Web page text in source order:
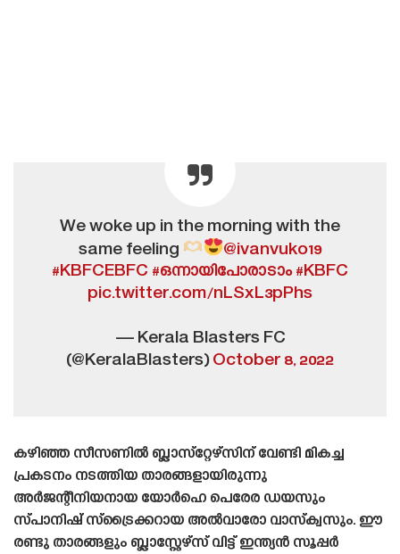
We woke up in the morning with the
same feeling
@ivanvuko19
#KBFCEBFC #ഒന്നായിപോരാടാം #KBFC
pic.twitter.com/nLSxL3pPhs
— Kerala Blasters FC
(@KeralaBlasters)October 8, 2022
കഴിഞ്ഞ സീസണിൽ ബ്ലാസ്‌റ്റേഴ്‌സിന് വേണ്ടി മികച്ച
പ്രകടനം നടത്തിയ താരങ്ങളായിരുന്നു
അർജന്റീനിയനായ യോർഹെ പെരേര ഡയസും
സ്‌പാനിഷ്‌ സ്‌ട്രൈക്കറായ അൽവാരോ വാസ്‌ക്വസും. ഈ
രണ്ടു താരങ്ങളും ബ്ലാസ്റ്റേഴ്‌സ് വിട്ട് ഇന്ത്യൻ സൂപ്പർ